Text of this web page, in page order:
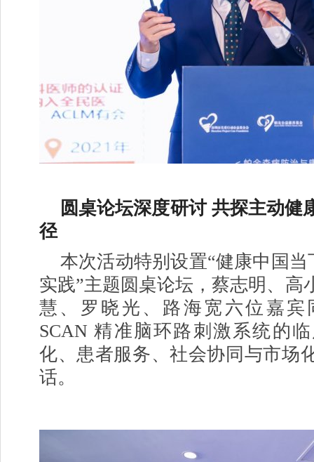
圆桌论坛深度研讨 共探主动健
径
本次活动特别设置“健康中国当
实践”主题圆桌论坛，蔡志明、高
慧、罗晓光、路海宽六位嘉宾
SCAN 精准脑环路刺激系统的
化、患者服务、社会协同与市场
话。